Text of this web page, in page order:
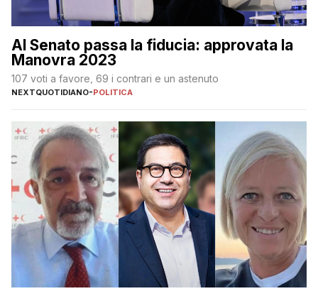
Al Senato passa la fiducia: approvata la
Manovra 2023
107 voti a favore, 69 i contrari e un astenuto
NEXTQUOTIDIANO-POLITICA